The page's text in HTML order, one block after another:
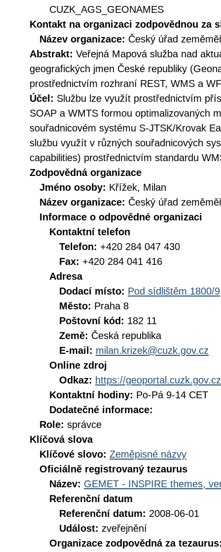
CUZK_AGS_GEONAMES
Kontakt na organizaci zodpovědnou za
Název organizace: Český úřad
Abstrakt: Veřejná Mapová služba nad
geografických jmen České republiky
prostřednictvím rozhraní REST, WMS a
Účel: Službu lze využít prostřednictvím
SOAP a WMTS formou optimalizovaných
souřadnicovém systému S-JTSK/Krovak
službu využít v různých souřadnicových
capabilities) prostřednictvím standardu
Zodpovědná organizace
Jméno osoby: Křížek, Milan
Název organizace: Český úřad
Informace o odpovědné organizaci
Kontaktní telefon
Telefon: +420 284 047 430
Fax: +420 284 041 416
Adresa
Dodací místo: Pod sídlištěm 1800/9
Město: Praha 8
Poštovní kód: 182 11
Země: Česká republika
E-mail: milan.krizek@cuzk.gov.cz
Online zdroj
Odkaz: https://geoportal.cuzk.gov.cz
Kontaktní hodiny: Po-Pá 9-14 CET
Dodatečné informace:
Role: správce
Klíčová slova
Klíčové slovo: Zeměpisné názvy
Oficiálně registrovaný tezaurus
Název: GEMET - INSPIRE themes,
Referenční datum
Referenční datum: 2008-06-01
Událost: zveřejnění
Organizace zodpovědná za